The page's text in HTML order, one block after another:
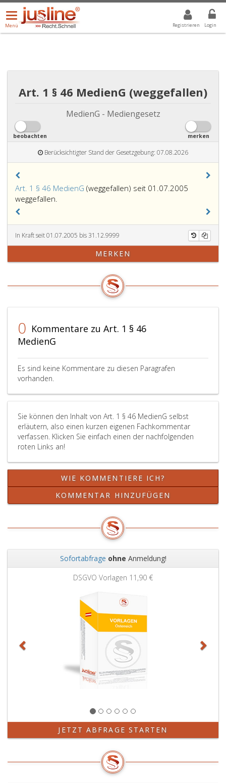
Registrieren Login
Menü
öffnen/schließen
Menü
ALLE DROPDOWN: GEWÄHLTER WERT IST ALLE
Art. 1 § 46 MedienG (weggefallen)
MedienG - Mediengesetz
beobachten merken
Berücksichtigter Stand der Gesetzgebung: 07.08.2026
Art. 1 § 46 MedienG (weggefallen) seit 01.07.2005
weggefallen.
In Kraft seit 01.07.2005 bis 31.12.9999
MERKEN
0 Kommentare zu Art. 1 § 46
MedienG
Es sind keine Kommentare zu diesen Paragrafen
vorhanden.
Sie können den Inhalt von Art. 1 § 46 MedienG selbst
erläutern, also einen kurzen eigenen Fachkommentar
verfassen. Klicken Sie einfach einen der nachfolgenden
roten Links an!
WIE KOMMENTIERE ICH?
KOMMENTAR HINZUFÜGEN
Sofortabfrage ohne Anmeldung!
DSGVO Vorlagen 11,90 €
JETZT ABFRAGE STARTEN